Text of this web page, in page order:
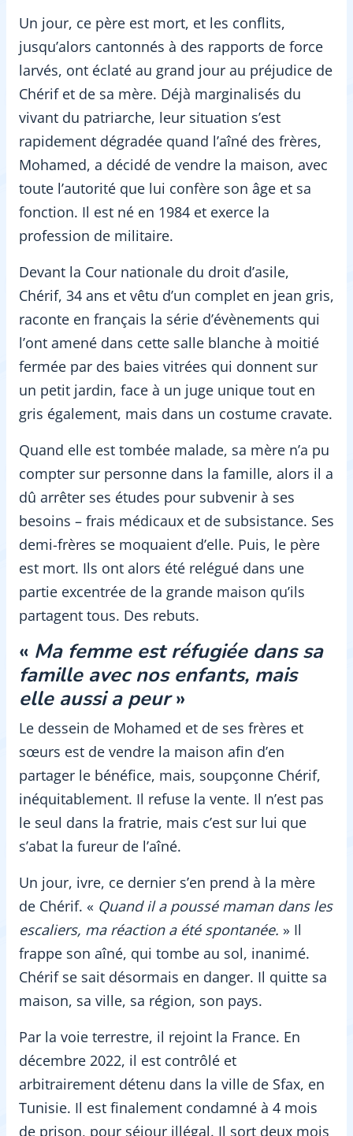
Un jour, ce père est mort, et les conflits,
jusqu’alors cantonnés à des rapports de force
larvés, ont éclaté au grand jour au préjudice de
Chérif et de sa mère. Déjà marginalisés du
vivant du patriarche, leur situation s’est
rapidement dégradée quand l’aîné des frères,
Mohamed, a décidé de vendre la maison, avec
toute l’autorité que lui confère son âge et sa
fonction. Il est né en 1984 et exerce la
profession de militaire.
Devant la Cour nationale du droit d’asile,
Chérif, 34 ans et vêtu d’un complet en jean gris,
raconte en français la série d’évènements qui
l’ont amené dans cette salle blanche à moitié
fermée par des baies vitrées qui donnent sur
un petit jardin, face à un juge unique tout en
gris également, mais dans un costume cravate.
Quand elle est tombée malade, sa mère n’a pu
compter sur personne dans la famille, alors il a
dû arrêter ses études pour subvenir à ses
besoins – frais médicaux et de subsistance. Ses
demi-frères se moquaient d’elle. Puis, le père
est mort. Ils ont alors été relégué dans une
partie excentrée de la grande maison qu’ils
partagent tous. Des rebuts.
« Ma femme est réfugiée dans sa
famille avec nos enfants, mais
elle aussi a peur»
Le dessein de Mohamed et de ses frères et
sœurs est de vendre la maison afin d’en
partager le bénéfice, mais, soupçonne Chérif,
inéquitablement. Il refuse la vente. Il n’est pas
le seul dans la fratrie, mais c’est sur lui que
s’abat la fureur de l’aîné.
Un jour, ivre, ce dernier s’en prend à la mère
de Chérif. « Quand il a poussé maman dans les
escaliers, ma réaction a été spontanée. » Il
frappe son aîné, qui tombe au sol, inanimé.
Chérif se sait désormais en danger. Il quitte sa
maison, sa ville, sa région, son pays.
Par la voie terrestre, il rejoint la France. En
décembre 2022, il est contrôlé et
arbitrairement détenu dans la ville de Sfax, en
Tunisie. Il est finalement condamné à 4 mois
de prison, pour séjour illégal. Il sort deux mois